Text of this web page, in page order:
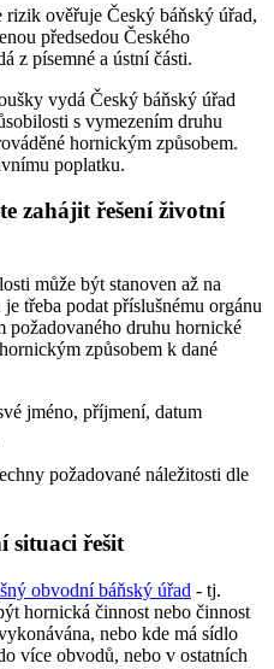
ověřuje Český báňský úřad,
předsedou Českého
z písemné a ústní části.
vydá Český báňský úřad
s vymezením druhu
hornickým způsobem.
poplatku.
zahájit řešení životní
může být stanoven až na
třeba podat příslušnému orgánu
požadovaného druhu hornické
způsobem k dané
jméno, příjmení, datum
požadované náležitosti dle
situaci řešit
obvodní báňský úřad - tj.
hornická činnost nebo činnost
nebo kde má sídlo
více obvodů, nebo v ostatních